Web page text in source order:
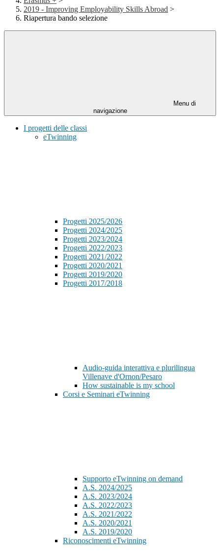
2019 - Improving Employability Skills Abroad >
Riapertura bando selezione
Menu di
navigazione
I progetti delle classi
eTwinning
Progetti 2025/2026
Progetti 2024/2025
Progetti 2023/2024
Progetti 2022/2023
Progetti 2021/2022
Progetti 2020/2021
Progetti 2019/2020
Progetti 2017/2018
Audio-guida interattiva e plurilingua
Villenave d'Ornon/Pesaro
How sustainable is my school
Corsi e Seminari eTwinning
Supporto eTwinning on demand
A.S. 2024/2025
A.S. 2023/2024
A.S. 2022/2023
A.S. 2021/2022
A.S. 2020/2021
A.S. 2019/2020
Riconoscimenti eTwinning